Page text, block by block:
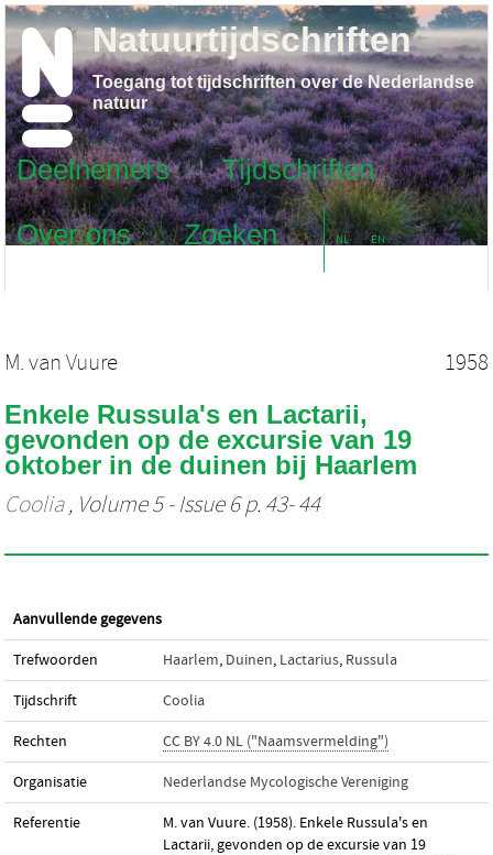
Deelnemers
Tijdschriften
Over ons
Zoeken NL EN
Natuurtijdschriften
Toegang tot tijdschriften over de Nederlandse
natuur
M. van Vuure 1958
Enkele Russula's en Lactarii,
gevonden op de excursie van 19
oktober in de duinen bij Haarlem
Coolia, Volume 5 - Issue 6 p. 43- 44
Aanvullende gegevens
Trefwoorden Haarlem, Duinen, Lactarius, Russula
Tijdschrift Coolia
Rechten CC BY 4.0 NL ("Naamsvermelding")
Organisatie Nederlandse Mycologische Vereniging
Referentie
M. van Vuure. (1958). Enkele Russula's en
Lactarii, gevonden op de excursie van 19